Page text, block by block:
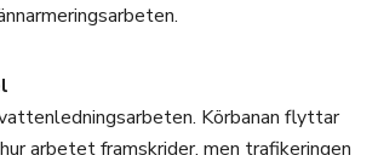
Körbanan flyttar
arbetet framskrider, men trafikeringen